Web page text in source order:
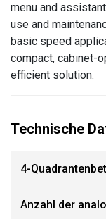
menu and
use and
basic speed
compact, cabinet-
efficient solution.
4-
Anzahl der